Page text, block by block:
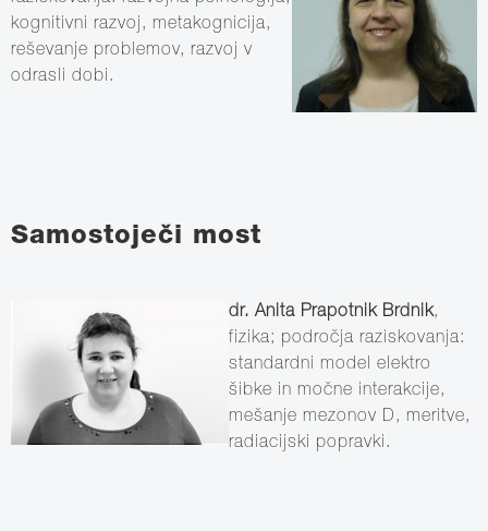
kognitivni razvoj, metakognicija,
reševanje problemov, razvoj v
odrasli dobi.
Samostoječi most
dr. Anita Prapotnik Brdnik,
fizika; področja raziskovanja:
standardni model elektro
šibke in močne interakcije,
mešanje mezonov D, meritve,
radiacijski popravki.